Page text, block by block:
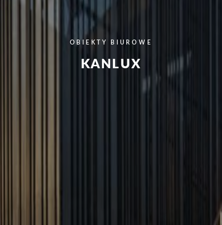
OBIEKTY BIUROWE
KANLUX